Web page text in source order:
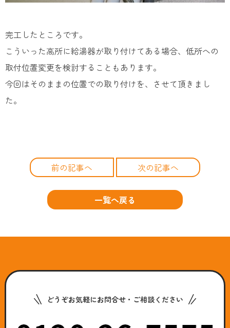
完工したところです。
こういった高所に給湯器が取り付けてある場合、低所への
取付位置変更を検討することもあります。
今回はそのままの位置での取り付けを、させて頂きまし
た。
前の記事へ 次の記事へ
一覧へ戻る
どうぞお気軽にお問合せ・ご相談ください